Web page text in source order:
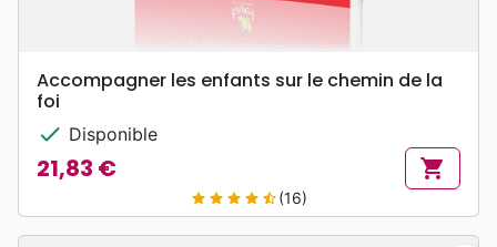
Accompagner les enfants sur le chemin de la
foi
check Disponible
Prix
21,83 € shopping_cart
star star star star star_half(16)